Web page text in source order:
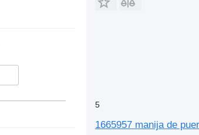
5
1665957 manija de